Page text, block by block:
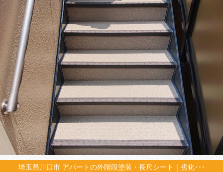
埼玉県川口市 アパートの外階段塗装・長尺シート｜劣化･･･